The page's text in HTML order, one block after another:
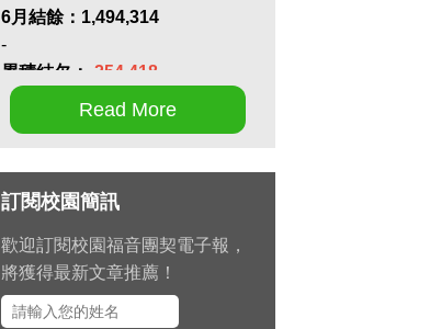
6月結餘： 1,494,314
-
累積結欠：
-254,418
第十七屆畢業生同行營將於九月
推動禱告。
九月 15 日至十月 2 日期間，總
幹事左心泰牧師將與團契部主任
陳怡安傳道、大學事工組主任田
Read More
訂閱校園簡訊
歡迎訂閱校園福音團契電子報，
將獲得最新文章推薦！